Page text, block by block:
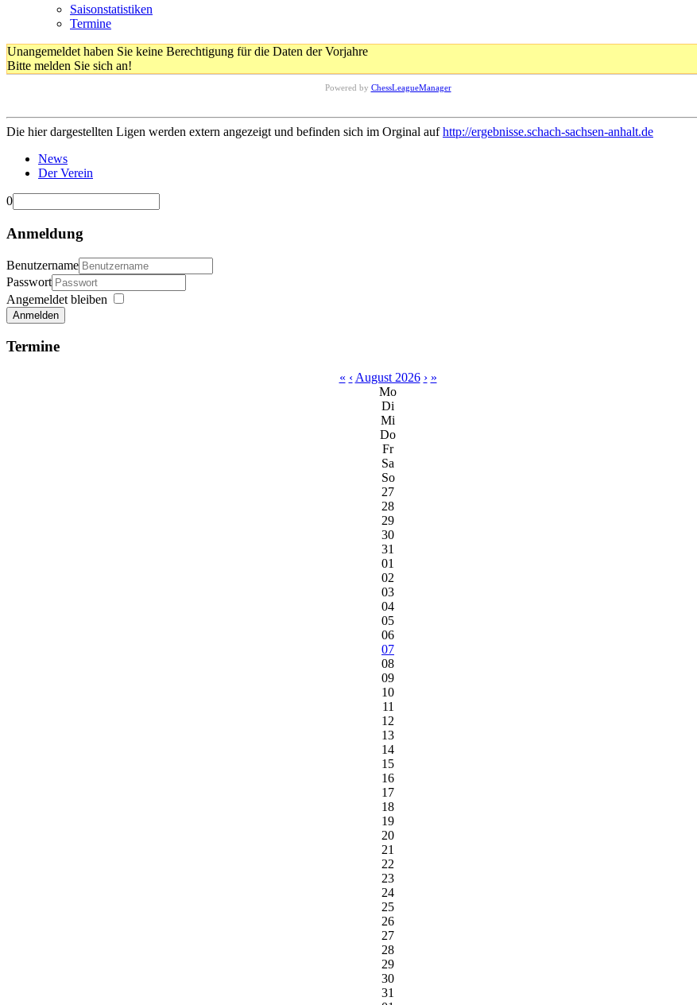
Saisonstatistiken
Termine
Unangemeldet haben Sie keine Berechtigung für die Daten der Vorjahre
Bitte melden Sie sich an!
Powered by ChessLeagueManager
Die hier dargestellten Ligen werden extern angezeigt und befinden sich im Orginal aufhttp://ergebnisse.schach-sachsen-anhalt.de
News
Der Verein
0
Anmeldung
Benutzername
Passwort
Angemeldet bleiben
Anmelden
Termine
« ‹ August 2026 › »
Mo
Di
Mi
Do
Fr
Sa
So
27
28
29
30
31
01
02
03
04
05
06
07
08
09
10
11
12
13
14
15
16
17
18
19
20
21
22
23
24
25
26
27
28
29
30
31